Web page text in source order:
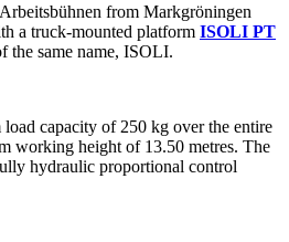
from Markgröningen
a truck-mounted platform ISOLI PT
the same name, ISOLI.
capacity of 250 kg over the entire
working height of 13.50 metres. The
hydraulic proportional control